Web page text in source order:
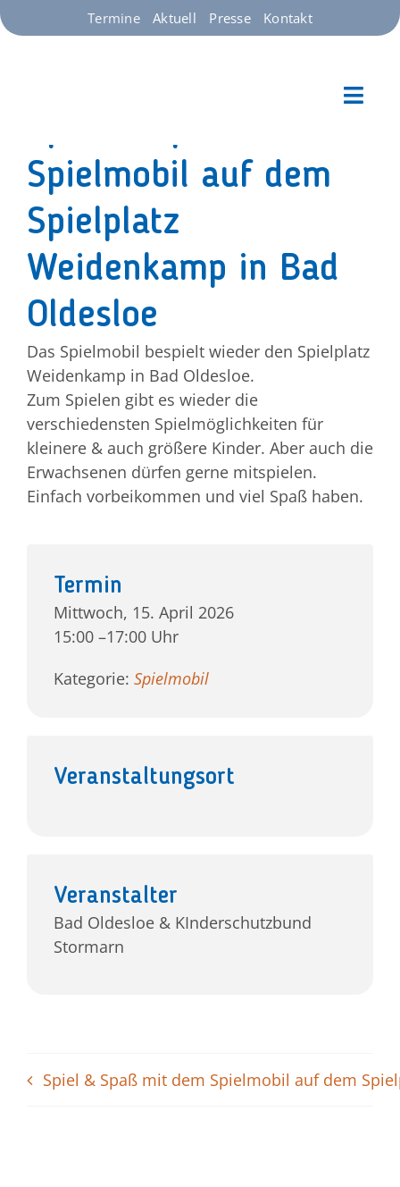
Zum
Inhalt
Termine Aktuell Presse Kontakt
Jetzt
Spielmobil auf dem
Spielplatz
Weidenkamp in Bad
Oldesloe
Das Spielmobil bespielt wieder den Spielplatz
Weidenkamp in Bad Oldesloe.
Zum Spielen gibt es wieder die
verschiedensten Spielmöglichkeiten für
kleinere & auch größere Kinder. Aber auch die
Erwachsenen dürfen gerne mitspielen.
Einfach vorbeikommen und viel Spaß haben.
Termin
Mittwoch, 15. April 2026
15:00 –17:00 Uhr
Kategorie: Spielmobil
Veranstaltungsort
Veranstalter
Bad Oldesloe & KInderschutzbund
Stormarn
Spiel & Spaß mit dem Spielmobil auf dem